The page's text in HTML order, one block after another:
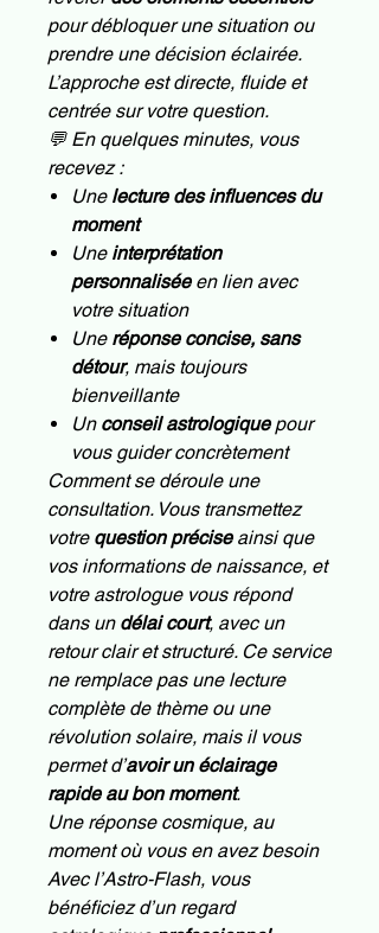
pour débloquer une situation ou
prendre une décision éclairée.
L’approche est directe, fluide et
centrée sur votre question.
💬 En quelques minutes, vous
recevez :
Une lecture des influences du
moment
Une interprétation
personnaliséeen lien avec
votre situation
Une réponse concise, sans
détour, mais toujours
bienveillante
Un conseil astrologiquepour
vous guider concrètement
Comment se déroule une
consultation. Vous transmettez
votre question préciseainsi que
vos informations de naissance, et
votre astrologue vous répond
dans un délai court, avec un
retour clair et structuré. Ce service
ne remplace pas une lecture
complète de thème ou une
révolution solaire, mais il vous
permet d’avoir un éclairage
rapide au bon moment.
Une réponse cosmique, au
moment où vous en avez besoin
Avec l’Astro-Flash, vous
bénéficiez d’un regard